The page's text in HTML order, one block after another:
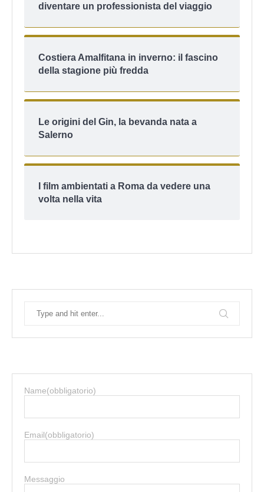
diventare un professionista del viaggio
Costiera Amalfitana in inverno: il fascino
della stagione più fredda
Le origini del Gin, la bevanda nata a
Salerno
I film ambientati a Roma da vedere una
volta nella vita
Name(obbligatorio)
Email(obbligatorio)
Messaggio